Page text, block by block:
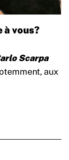
à vous?
Scarpa
aux